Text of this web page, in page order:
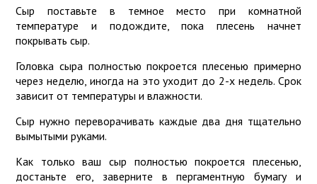
Сыр поставьте в темное место при комнатной
температуре и подождите, пока плесень начнет
покрывать сыр.
Головка сыра полностью покроется плесенью примерно
через неделю, иногда на это уходит до 2-х недель. Срок
зависит от температуры и влажности.
Сыр нужно переворачивать каждые два дня тщательно
вымытыми руками.
Как только ваш сыр полностью покроется плесенью,
достаньте его, заверните в пергаментную бумагу и